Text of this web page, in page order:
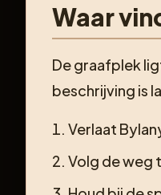
Waar
De graafplek
beschrijving is
Verlaat
Volg de weg